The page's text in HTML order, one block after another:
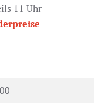
11 Uhr